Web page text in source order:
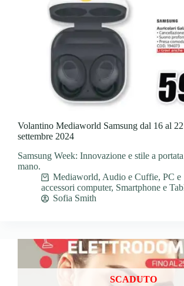
Volantino Mediaworld Samsung dal 16 al 22
settembre 2024
Samsung Week: Innovazione e stile a
mano.
Mediaworld, Audio e Cuffie, PC e
accessori computer, Smartphone e
Sofia Smith
SCADUTO